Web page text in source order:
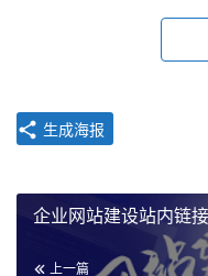
生成海报
企业网站建设站内链
上一篇